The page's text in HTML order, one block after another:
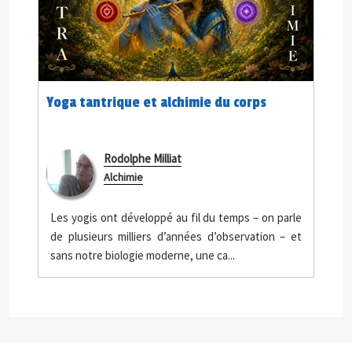
Yoga tantrique et alchimie du corps
Rodolphe Milliat
Alchimie
Les yogis ont développé au fil du temps – on parle
de plusieurs milliers d’années d’observation – et
sans notre biologie moderne, une ca...